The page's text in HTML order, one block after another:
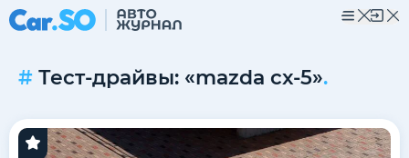
Тест-драйвы: «mazda cx-5».